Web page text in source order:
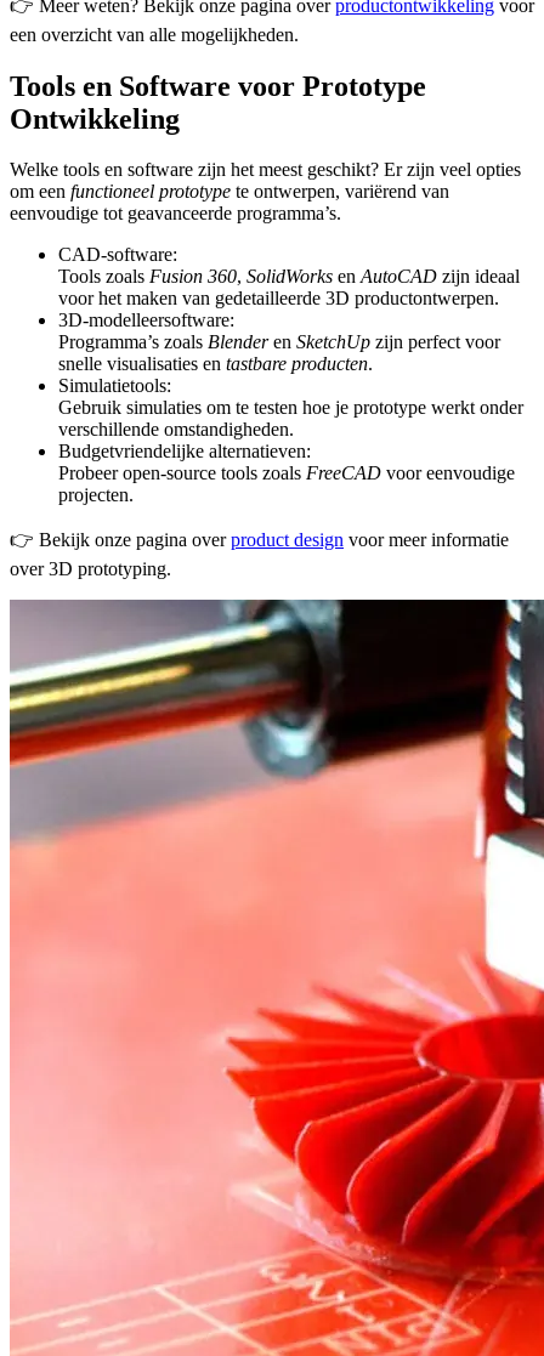
👉 Meer weten? Bekijk onze pagina overproductontwikkeling voor
een overzicht van alle mogelijkheden.
Tools en Software voor Prototype
Ontwikkeling
Welke tools en software zijn het meest geschikt? Er zijn veel opties
om een functioneel prototype te ontwerpen, variërend van
eenvoudige tot geavanceerde programma’s.
CAD-software:
Tools zoals Fusion 360, SolidWorks enAutoCAD zijn ideaal
voor het maken van gedetailleerde 3D productontwerpen.
3D-modelleersoftware:
Programma’s zoals Blenderen SketchUp zijn perfect voor
snelle visualisaties en tastbare producten.
Simulatietools:
Gebruik simulaties om te testen hoe je prototype werkt onder
verschillende omstandigheden.
Budgetvriendelijke alternatieven:
Probeer open-source tools zoals FreeCAD voor eenvoudige
projecten.
👉 Bekijk onze pagina overproduct design voor meer informatie
over 3D prototyping.